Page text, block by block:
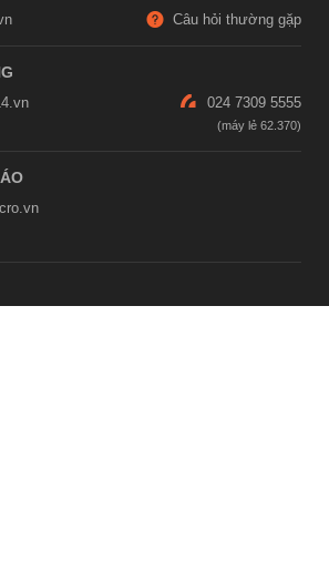
Câu hỏi thường gặp
024 7309 5555